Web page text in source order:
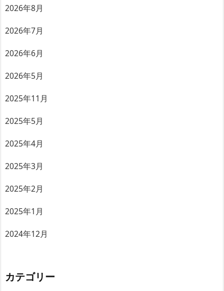
2026年8月
2026年7月
2026年6月
2026年5月
2025年11月
2025年5月
2025年4月
2025年3月
2025年2月
2025年1月
2024年12月
カテゴリー